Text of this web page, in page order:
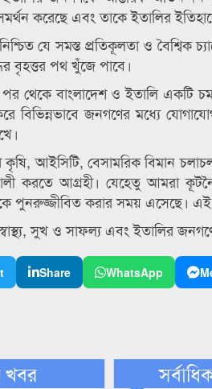
করেছে এবং তাকে ইতালির ইতিহাসে
যে সমস্ত প্রতিকূলতা ও বৈশ্বিক
বৃহত্তর পথ খুঁজে পাবে।
পর থেকে বাংলাদেশ ও ইতালি একটি
বিভিন্নভাবে জনগণের মধ্যে
কৃষি, আইসিটি, বেসামরিক বিমান
করতে আগ্রহী। যেহেতু আমরা
পুনরুজ্জীবিত করার সময় এসেছে।
সুখ ও সাফল্য এবং ইতালির
Share WhatsApp
খবর